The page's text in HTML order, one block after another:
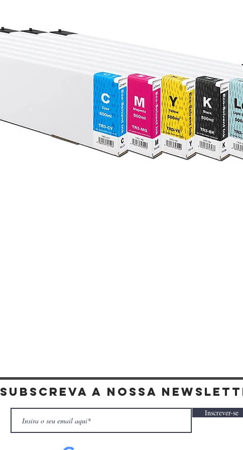
Subscreva a nossa
Inscrever-se